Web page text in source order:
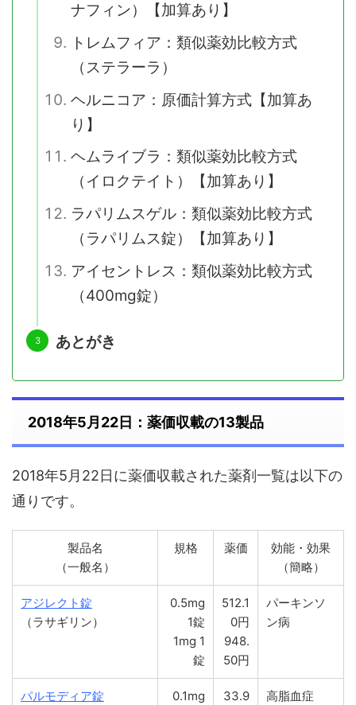
ナフィン）【加算あり】
トレムフィア：類似薬効比較方式
（ステラーラ）
ヘルニコア：原価計算方式【加算あ
り】
ヘムライブラ：類似薬効比較方式
（イロクテイト）【加算あり】
ラパリムスゲル：類似薬効比較方式
（ラパリムス錠）【加算あり】
アイセントレス：類似薬効比較方式
（400mg錠）
あとがき
2018年5月22日：薬価収載の13製品
2018年5月22日に薬価収載された薬剤一覧は以下の
通りです。
製品名
（一般名）
規格 薬価
効能・効果
（簡略）
アジレクト錠
（ラサギリン）
0.5mg
1錠
1mg 1
錠
512.1
0円
948.
50円
パーキンソ
ン病
パルモディア錠
0.1mg
33.9
高脂血症